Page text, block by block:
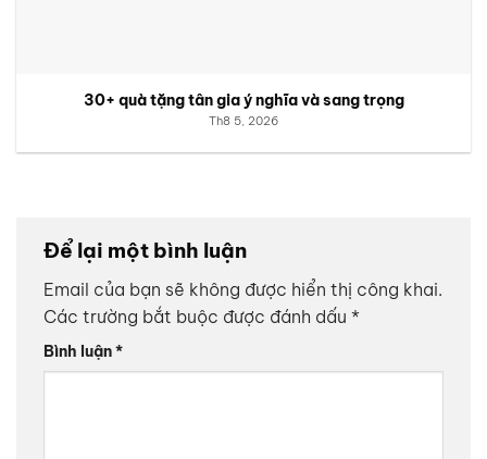
30+ quà tặng tân gia ý nghĩa và sang trọng
Th8 5, 2026
Để lại một bình luận
Email của bạn sẽ không được hiển thị công khai.
Các trường bắt buộc được đánh dấu *
Bình luận*